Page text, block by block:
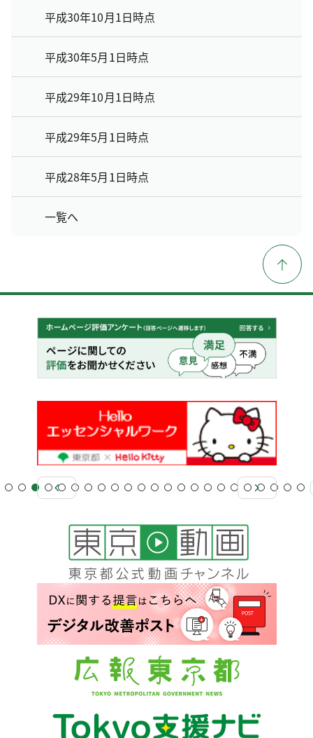
平成30年10月1日時点
平成30年5月1日時点
平成29年10月1日時点
平成29年5月1日時点
平成28年5月1日時点
一覧へ